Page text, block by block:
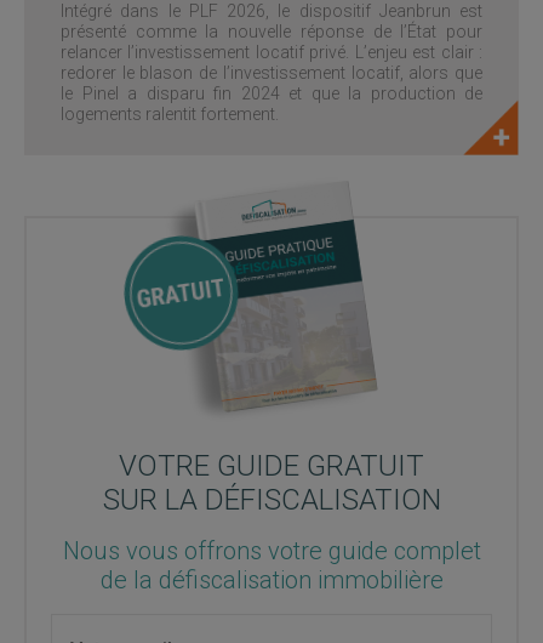
Intégré dans le PLF 2026, le dispositif Jeanbrun est
présenté comme la nouvelle réponse de l’État pour
relancer l’investissement locatif privé. L’enjeu est clair :
redorer le blason de l’investissement locatif, alors que
le Pinel a disparu fin 2024 et que la production de
logements ralentit fortement.
VOTRE GUIDE GRATUIT
SUR LA DÉFISCALISATION
Nous vous offrons votre guide complet
de la défiscalisation immobilière